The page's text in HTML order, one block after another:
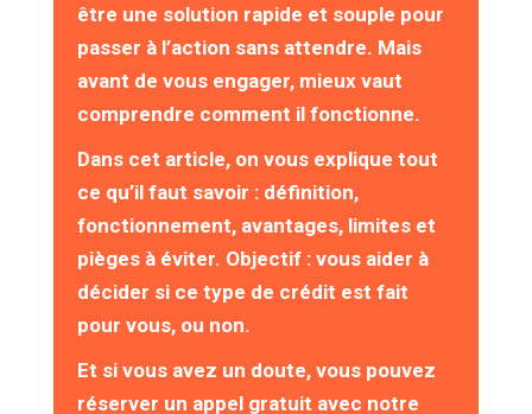
être une solution rapide et souple pour
passer à l’action sans attendre. Mais
avant de vous engager, mieux vaut
comprendre comment il fonctionne.
Dans cet article, on vous explique tout
ce qu’il faut savoir : définition,
fonctionnement, avantages, limites et
pièges à éviter. Objectif : vous aider à
décider si ce type de crédit est fait
pour vous, ou non.
Et si vous avez un doute, vous pouvez
réserver un appel gratuit avec notre